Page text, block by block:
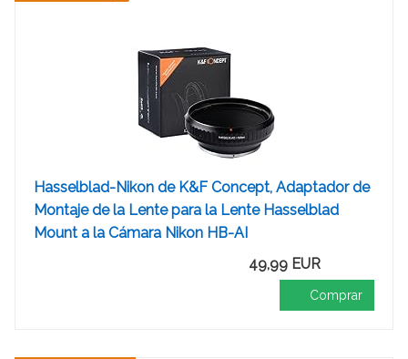
Hasselblad-Nikon de K&F Concept, Adaptador de
Montaje de la Lente para la Lente Hasselblad
Mount a la Cámara Nikon HB-AI
49,99 EUR
Comprar